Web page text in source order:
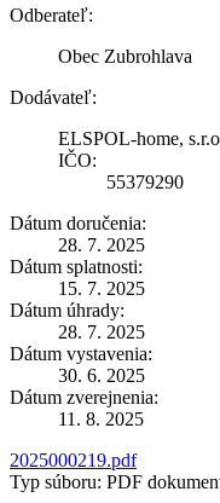
Odberateľ:
Obec Zubrohlava
Dodávateľ:
ELSPOL-home,
IČO:
55379290
Dátum doručenia:
28. 7. 2025
Dátum splatnosti:
15. 7. 2025
Dátum úhrady:
28. 7. 2025
Dátum vystavenia:
30. 6. 2025
Dátum zverejnenia:
11. 8. 2025
2025000219.pdf
Typ súboru: PDF